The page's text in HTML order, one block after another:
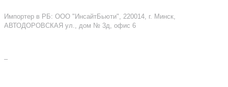
Импортер в РБ: ООО "ИнсайтБьюти", 220014, г. Минск,
АВТОДОРОВСКАЯ ул., дом № 3д, офис 6
–